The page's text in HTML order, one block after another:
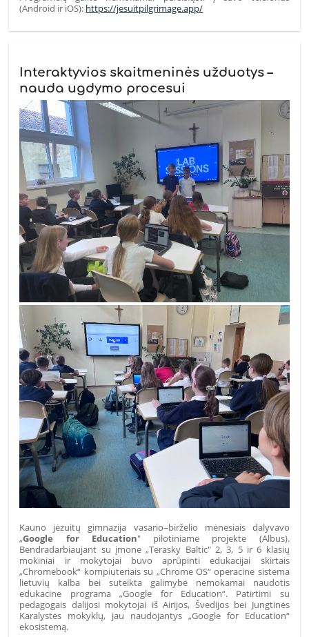
(Android ir iOS): https://jesuitpilgrimage.app/
Interaktyvios skaitmeninės užduotys –
nauda ugdymo procesui
Kauno jėzuitų gimnazija vasario–birželio mėnesiais dalyvavo
„Google for Education" pilotiniame projekte (Albus).
Bendradarbiaujant su įmone „Terasky Baltic" 2, 3, 5 ir 6 klasių
mokiniai ir mokytojai buvo aprūpinti edukacijai skirtais
„Chromebook“ kompiuteriais su „Chrome OS“ operacine sistema
lietuvių kalba bei suteikta galimybė nemokamai naudotis
edukacine programa „Google for Education“. Patirtimi su
pedagogais dalijosi mokytojai iš Airijos, Švedijos bei Jungtinės
Karalystės mokyklų, jau naudojantys „Google for Education“
ekosistemą.